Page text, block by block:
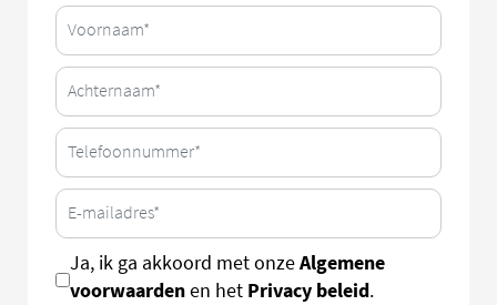
Ja, ik ga akkoord met onzeAlgemene
voorwaardenen het Privacy beleid.